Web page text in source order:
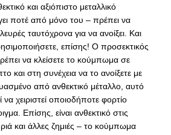
και αξιόπιστο μεταλλικό
ποτέ από μόνο του – πρέπει να
ταυτόχρονα για να ανοίξει. Και
επίσης! Ο προσεκτικός
να κλείσετε το κούμπωμα σε
και στη συνέχεια να το ανοίξετε με
από ανθεκτικό μέταλλο, αυτό
χειριστεί οποιοδήποτε φορτίο
Επίσης, είναι ανθεκτικό στις
και άλλες ζημιές – το κούμπωμα